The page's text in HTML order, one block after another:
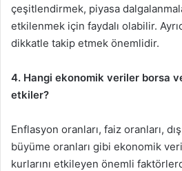
çeşitlendirmek, piyasa
etkilenmek için faydalı olabilir.
dikkatle takip etmek önemlidir.
4. Hangi ekonomik veriler borsa
etkiler?
Enflasyon oranları, faiz oranları,
büyüme oranları gibi ekonomik
kurlarını etkileyen önemli